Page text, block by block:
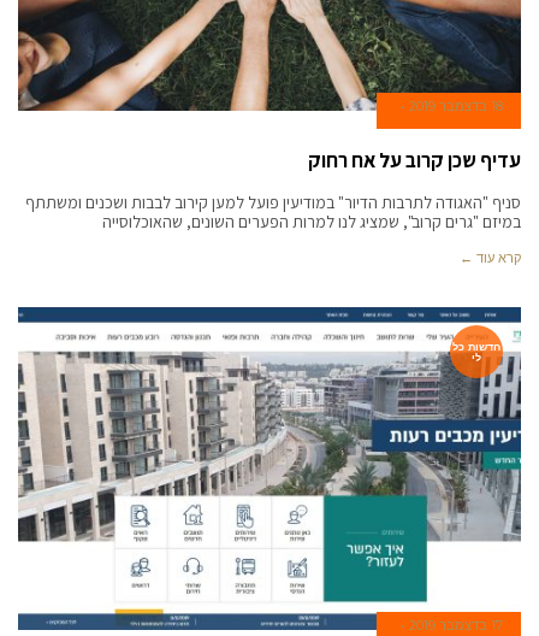
18 בדצמבר 2019
עדיף שכן קרוב על אח רחוק
סניף "האגודה לתרבות הדיור" במודיעין פועל למען קירוב לבבות ושכנים ומשתתף
במיזם "גרים קרוב", שמציג לנו למרות הפערים השונים, שהאוכלוסייה
קרא עוד ←
חדשות כל
לי
17 בדצמבר 2019